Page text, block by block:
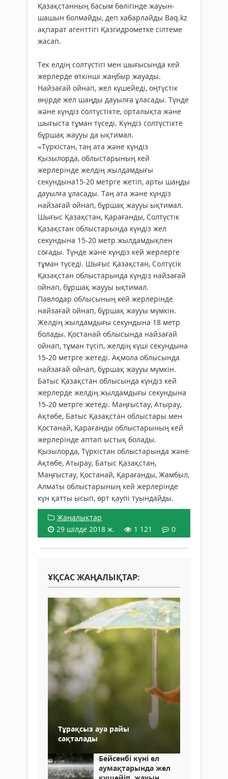
Қазақстанның басым бөлігінде жауын-
шашын болмайды, деп хабарлайды Baq.kz
ақпарат агенттігі Қазгидрометке сілтеме
жасап.
Тек елдің солтүстігі мен шығысында кей
жерлерде өткінші жаңбыр жауады.
Найзағай ойнап, жел күшейеді, оңтүстік
өңірде жел шаңды дауылға ұласады. Түнде
және күндіз солтүстікте, орталықта және
шығыста тұман түседі. Күндіз солтүстікте
бұршақ жаууы да ықтимал.
«Түркістан, таң ата және күндіз
Қызылорда, облыстарының кей
жерлерінде желдің жылдамдығы
секундына15-20 метрге жетіп, арты шаңды
дауылға ұласады. Таң ата және күндіз
найзағай ойнап, бұршақ жаууы ықтимал.
Шығыс Қазақстан, Қарағанды, Солтүстік
Қазақстан облыстарында күндіз жел
секундына 15-20 метр жылдамдықпен
соғады. Түнде және күндіз кей жерлерге
тұман түседі. Шығыс Қазақстан, Солтүсік
Қазақстан облыстарында күндіз найзағай
ойнап, бұршақ жаууы ықтимал.
Павлодар облысының кей жерлерінде
найзағай ойнап, бұршақ жаууы мүмкін.
Желдің жылдамдығы секундына 18 метр
болады. Қостанай облысында найзағай
ойнап, тұман түсіп, желдің күші секундына
15-20 метрге жетеді. Ақмола облысында
найзағай ойнап, бұршақ жаууы мүмкін.
Батыс Қазақстан облысында күндіз кей
жерлерде желдің жылдамдығы секундына
15-20 метрге жетеді. Маңғыстау, Атырау,
Ақтөбе, Батыс Қазақстан облыстары мен
Қостанай, Қарағанды облыстарының кей
жерлерінде аптап ыстық болады.
Қызылорда, Түркістан облыстарында және
Ақтөбе, Атырау, Батыс Қазақстан,
Маңғыстау, Қостанай, Қарағанды, Жамбыл,
Алматы облыстарының кей жерлерінде
күн қатты ысып, өрт қаупі туындайды.
Жаңалықтар
29 шілде 2018 ж.
1 121 0
ҰҚСАС ЖАҢАЛЫҚТАР:
Тұрақсыз ауа райы
сақталады
Бейсенбі күні ел
аумақтарында жел